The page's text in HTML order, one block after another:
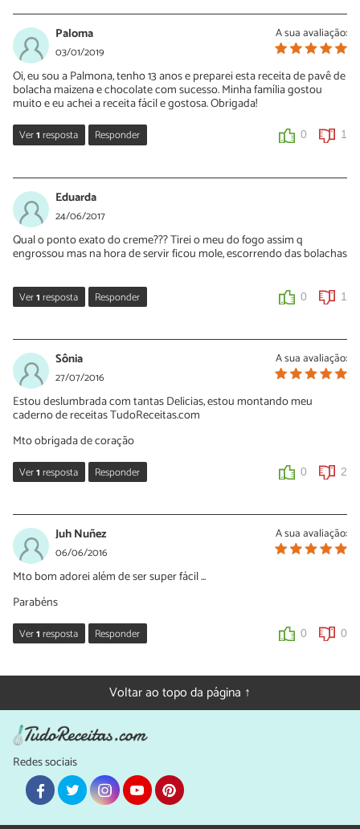
11/10/2019
Oi Marcia, que bom que você gostou! Obrigada pelo seu
comentário e continue dizendo o que você acha das nossas
receitas.
A sua avaliação:
Paloma
03/01/2019
Oi, eu sou a Palmona, tenho 13 anos e preparei esta receita de pavê de
bolacha maizena e chocolate com sucesso. Minha família gostou
muito e eu achei a receita fácil e gostosa. Obrigada!
Ver1resposta Responder 0 1
03/01/2019
Oi Paloma, que bom que você gostou da nossa receita de pavê de
chocolate! Obrigada pelo seu comentário e continue preparando
nossas receitas de sobremesa 🙂
Eduarda
24/06/2017
Qual o ponto exato do creme??? Tirei o meu do fogo assim q
engrossou mas na hora de servir ficou mole, escorrendo das bolachas
Ver1resposta Responder 0 1
26/06/2017
Oi Eduarda. Deve cozinhar até atingir o "ponto estrada". Boas
receitas ;)
A sua avaliação:
Sônia
27/07/2016
Estou deslumbrada com tantas Delicias, estou montando meu
caderno de receitas TudoReceitas.com
Mto obrigada de coração
Ver1resposta Responder 0 2
28/07/2016
Oi Sônia!
Que bom ler o seu comentário! É para isso que cozinhamos
A sua avaliação:
Juh Nuñez
06/06/2016
Mto bom adorei além de ser super fácil ...
Parabéns
Ver1resposta Responder 0 0
06/06/2016
Oi Juh!
Que bom que gostou da receita! Continue acompanhando
Valeu!
Voltar ao topo da página ↑
Redes sociais